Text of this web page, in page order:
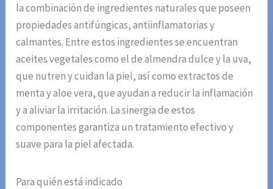
la combinación de ingredientes naturales que poseen
propiedades antifúngicas, antiinflamatorias y
calmantes. Entre estos ingredientes se encuentran
aceites vegetales como el de almendra dulce y la uva,
que nutren y cuidan la piel, así como extractos de
menta y aloe vera, que ayudan a reducir la inflamación
y a aliviar la irritación. La sinergia de estos
componentes garantiza un tratamiento efectivo y
suave para la piel afectada.
Para quién está indicado